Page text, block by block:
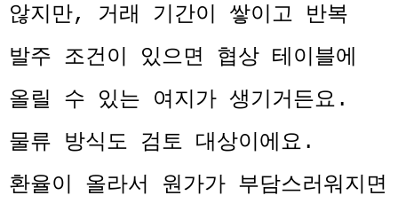
않지만, 거래 기간이 쌓이고 반복
발주 조건이 있으면 협상 테이블에
올릴 수 있는 여지가 생기거든요.
물류 방식도 검토 대상이에요.
환율이 올라서 원가가 부담스러워지면